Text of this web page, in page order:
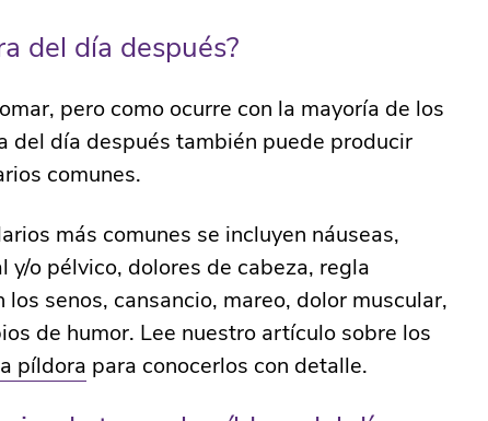
del día después?
pero como ocurre con la mayoría de los
del día después también puede producir
comunes.
más comunes se incluyen náuseas,
y/o pélvico, dolores de cabeza, regla
senos, cansancio, mareo, dolor muscular,
de humor. Lee nuestro artículo sobre los
píldora para conocerlos con detalle.